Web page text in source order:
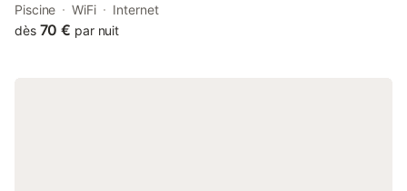
building in Vernou-sur-Brenne, 13 km from Saint-Pierre-des-
Corps Train Station.
Piscine WiFi
Internet
dès 70 € par nuit